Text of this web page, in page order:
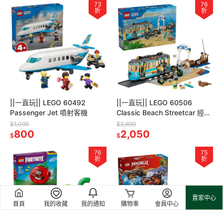
首頁 我的收藏 我的通知 購物車 會員中心
賣家中心
73
折
||一直玩|| LEGO 60492
Passenger Jet 噴射客機
$1,099
$800
76
折
||一直玩|| LEGO 60506
Classic Beach Streetcar 經典
海灘路面電車
$2,699
$2,050
76
折
75
折